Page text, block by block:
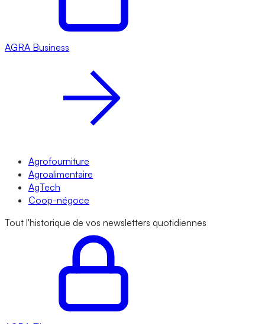
AGRA Business
Agrofourniture
Agroalimentaire
AgTech
Coop-négoce
Tout l'historique de vos newsletters quotidiennes